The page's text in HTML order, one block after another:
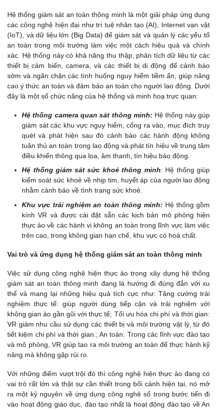
Hệ thống giám sát an toàn thông minh là một giải pháp ứng dụng
các công nghệ hiện đại như trí tuệ nhân tạo (AI), Internet vạn vật
(IoT), và dữ liệu lớn (Big Data) để giám sát và quản lý các yếu tố
an toàn trong môi trường làm việc một cách hiệu quả và chính
xác. Hệ thống này có khả năng thu thập, phân tích dữ liệu từ các
thiết bị cảm biến, camera, và các thiết bị di động để cảnh báo
sớm và ngăn chặn các tình huống nguy hiểm tiềm ẩn, giúp nâng
cao ý thức an toàn và đảm bảo an toàn cho người lao động. Dưới
đây là một số chức năng của hệ thống và minh hoạ trực quan:
Hệ thống camera quan sát thông minh: Hệ thống này gúp
giám sát các khu vực nguy hiểm, cổng ra vào, mục đích truy
quét và phát hiện sau đó cảnh báo các hành động không
tuân thủ an toàn trong lao động và phát tín hiệu về trung tâm
điều khiển thông qua loa, âm thanh, tín hiệu báo động.
Hệ thống giám sát sức khoẻ thông minh:Hệ thống giúp
kiểm soát sức khoẻ về nhịp tim, huyết áp của người lao động
nhằm cảnh báo về tình trạng sức khoẻ.
Khu vực trải nghiệm an toàn thông minh: Hệ thống gồm
kính VR và được cài đặt sẵn các kịch bản mô phỏng hiện
thực ảo về các hành vi không an toàn trong lĩnh vực làm việc
trên cao, trong không gian hạn chế, khu vực có hoá chất.
Vai trò và ứng dụng hệ thống giám sát an toàn thông minh
Việc sử dụng công nghệ hiện thực ảo trong xây dựng hệ thống
giám sát an toàn thông minh đang là hướng đi đúng đắn với xu
thế và mang lại những hiệu quả tích cực như: Tăng cường trải
nghiệm thực tế: giúp người dùng tiếp cận và trải nghiệm với
không gian ảo gần gũi với thực tế; Tối ưu hóa chi phí và thời gian:
VR giảm nhu cầu sử dụng các thiết bị và môi trường vật lý, từ đó
tiết kiệm chi phí và thời gian.; An toàn: Trong các lĩnh vực đào tạo
và mô phỏng, VR giúp tạo ra môi trường an toàn để thực hành kỹ
năng mà không gặp rủi ro.
Với những điểm vượt trội đó thì công nghệ hiện thực ảo đang có
vai trò rất lớn và thật sự cần thiết trong bối cảnh hiện tại, nó mở
ra một kỷ nguyên về ứng dụng công nghệ số trong bước tiến đi
vào hoạt động giáo dục, đào tạo nhất là hoạt động đào tạo về An